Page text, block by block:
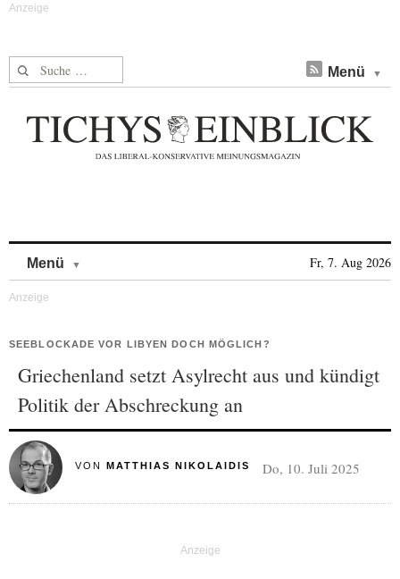
Suche nach: Menü
Menü Fr, 7. Aug 2026
SEEBLOCKADE VOR LIBYEN DOCH MÖGLICH?
Griechenland setzt Asylrecht aus und kündigt
Politik der Abschreckung an
VON MATTHIAS NIKOLAIDIS Do, 10. Juli 2025